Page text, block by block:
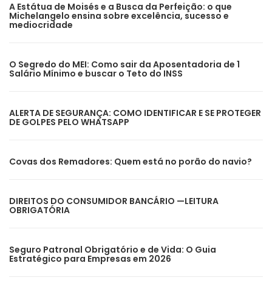
A Estátua de Moisés e a Busca da Perfeição: o que
Michelangelo ensina sobre excelência, sucesso e
mediocridade
O Segredo do MEI: Como sair da Aposentadoria de 1
Salário Mínimo e buscar o Teto do INSS
ALERTA DE SEGURANÇA: COMO IDENTIFICAR E SE PROTEGER
DE GOLPES PELO WHATSAPP
Covas dos Remadores: Quem está no porão do navio?
DIREITOS DO CONSUMIDOR BANCÁRIO —LEITURA
OBRIGATÓRIA
Seguro Patronal Obrigatório e de Vida: O Guia
Estratégico para Empresas em 2026